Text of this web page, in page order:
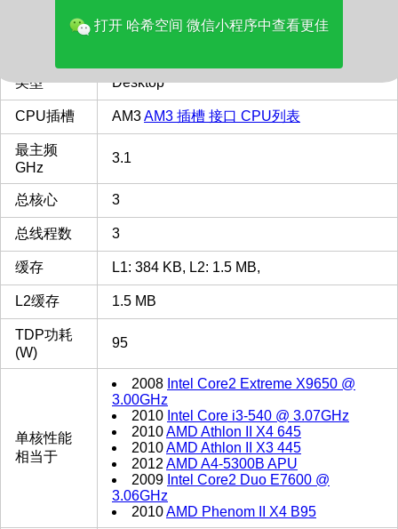
AMD
类型 Desktop
CPU插槽 AM3AM3 插槽 接口 CPU列表
最主频
GHz
3.1
总核心 3
总线程数 3
缓存 L1: 384 KB, L2: 1.5 MB,
L2缓存 1.5 MB
TDP功耗
(W)
95
单核性能
相当于
2008 Intel Core2 Extreme X9650 @
3.00GHz
2010 Intel Core i3-540 @ 3.07GHz
2010AMD Athlon II X4 645
2010AMD Athlon II X3 445
2012AMD A4-5300B APU
2009 Intel Core2 Duo E7600 @
3.06GHz
2010AMD Phenom II X4 B95
打开 哈希空间 微信小程序中查看更佳